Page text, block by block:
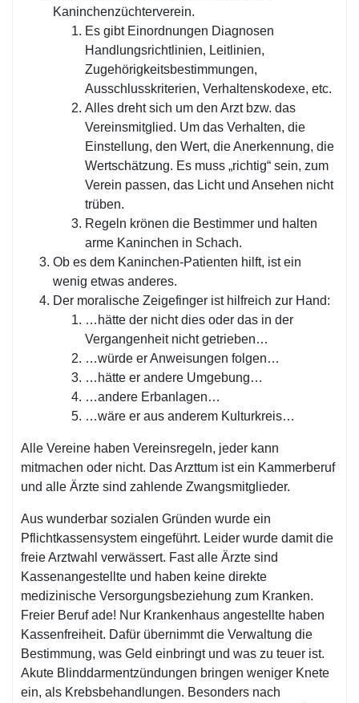
Kaninchenzüchterverein.
Es gibt Einordnungen Diagnosen
Handlungsrichtlinien, Leitlinien,
Zugehörigkeitsbestimmungen,
Ausschlusskriterien, Verhaltenskodexe, etc.
Alles dreht sich um den Arzt bzw. das
Vereinsmitglied. Um das Verhalten, die
Einstellung, den Wert, die Anerkennung, die
Wertschätzung. Es muss „richtig“ sein, zum
Verein passen, das Licht und Ansehen nicht
trüben.
Regeln krönen die Bestimmer und halten
arme Kaninchen in Schach.
Ob es dem Kaninchen-Patienten hilft, ist ein
wenig etwas anderes.
Der moralische Zeigefinger ist hilfreich zur Hand:
…hätte der nicht dies oder das in der
Vergangenheit nicht getrieben…
…würde er Anweisungen folgen…
…hätte er andere Umgebung…
…andere Erbanlagen…
…wäre er aus anderem Kulturkreis…
Alle Vereine haben Vereinsregeln, jeder kann
mitmachen oder nicht. Das Arzttum ist ein Kammerberuf
und alle Ärzte sind zahlende Zwangsmitglieder.
Aus wunderbar sozialen Gründen wurde ein
Pflichtkassensystem eingeführt. Leider wurde damit die
freie Arztwahl verwässert. Fast alle Ärzte sind
Kassenangestellte und haben keine direkte
medizinische Versorgungsbeziehung zum Kranken.
Freier Beruf ade! Nur Krankenhaus angestellte haben
Kassenfreiheit. Dafür übernimmt die Verwaltung die
Bestimmung, was Geld einbringt und was zu teuer ist.
Akute Blinddarmentzündungen bringen weniger Knete
ein, als Krebsbehandlungen. Besonders nach